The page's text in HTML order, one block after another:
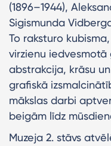
(1896–1944),
Sigismunda
To raksturo
virzienu
abstrakcija, krāsu
grafiskā
mākslas darbi
beigām līdz
Muzeja 2. stāvs